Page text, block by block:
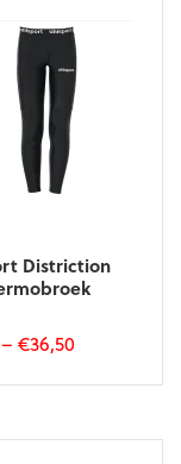
Distriction
–€36,50